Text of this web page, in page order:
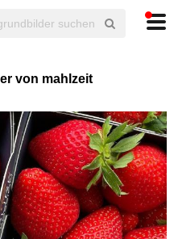
von mahlzeit